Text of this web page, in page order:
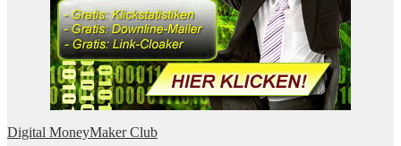
Digital MoneyMaker Club